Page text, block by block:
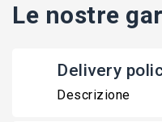
Le nostre
Delivery
Descrizione